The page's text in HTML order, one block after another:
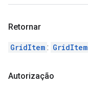
Retornar
GridItem : GridItem
Autorização